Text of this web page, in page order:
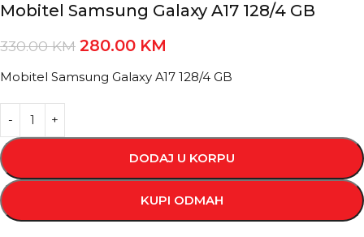
Mobitel Samsung Galaxy A17 128/4 GB
330.00KM 280.00 KM
Mobitel Samsung Galaxy A17 128/4 GB
DODAJ U KORPU
KUPI ODMAH